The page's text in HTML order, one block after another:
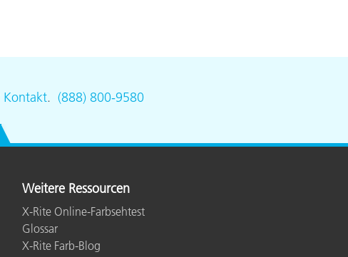
Kontakt. (888) 800-9580
Weitere Ressourcen
X-Rite Online-Farbsehtest
Glossar
X-Rite Farb-Blog